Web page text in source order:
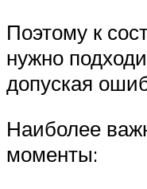
Поэтому к
нужно
допуская
Наиболее
моменты: